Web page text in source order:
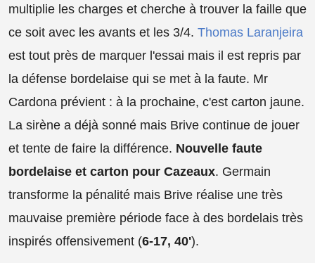
multiplie les charges et cherche à trouver la faille que
ce soit avec les avants et les 3/4. Thomas Laranjeira
est tout près de marquer l'essai mais il est repris par
la défense bordelaise qui se met à la faute. Mr
Cardona prévient : à la prochaine, c'est carton jaune.
La sirène a déjà sonné mais Brive continue de jouer
et tente de faire la différence. Nouvelle faute
bordelaise et carton pour Cazeaux. Germain
transforme la pénalité mais Brive réalise une très
mauvaise première période face à des bordelais très
inspirés offensivement (6-17, 40').